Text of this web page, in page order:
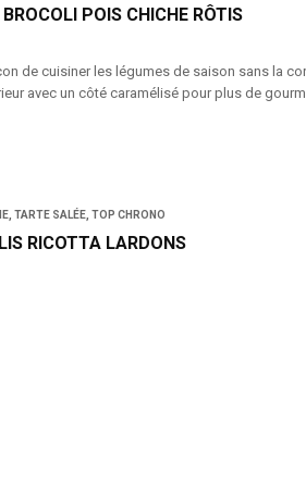
POIS CHICHE RÔTIS
de cuisiner les légumes de saison sans la
avec un côté caramélisé pour plus de
TARTE SALÉE TOP CHRONO
RICOTTA LARDONS